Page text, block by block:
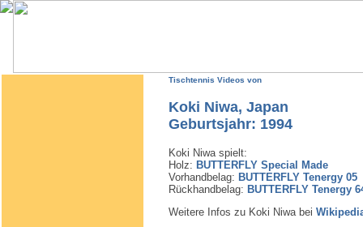
Tischtennis Videos von
Koki Niwa, Japan
Geburtsjahr: 1994
Koki Niwa spielt:
Holz: BUTTERFLY Special Made
Vorhandbelag: BUTTERFLY Tenergy 05
Rückhandbelag: BUTTERFLY Tenergy
Weitere Infos zu Koki Niwa bei